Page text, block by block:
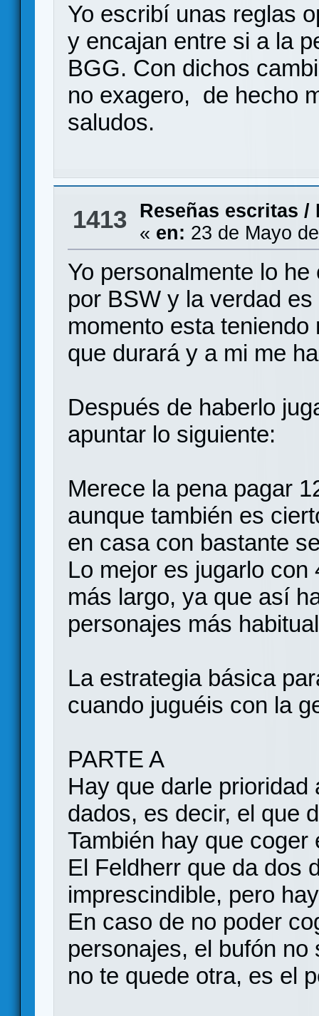
Yo escribí unas reglas
y encajan entre si a la
BGG. Con dichos
no exagero, de hecho
saludos.
1413 Reseñas escritas /
« en: 23 de Mayo
Yo personalmente lo
por BSW y la verdad
momento esta
que durará y a mi me
Después de haberlo
apuntar lo siguiente:
Merece la pena pagar
aunque también es
en casa con bastante
Lo mejor es jugarlo
más largo, ya que así
personajes más
La estrategia básica
cuando juguéis con la
PARTE A
Hay que darle
dados, es decir, el que
También hay que
El Feldherr que da dos
imprescindible, pero
En caso de no poder
personajes, el bufón
no te quede otra, es el